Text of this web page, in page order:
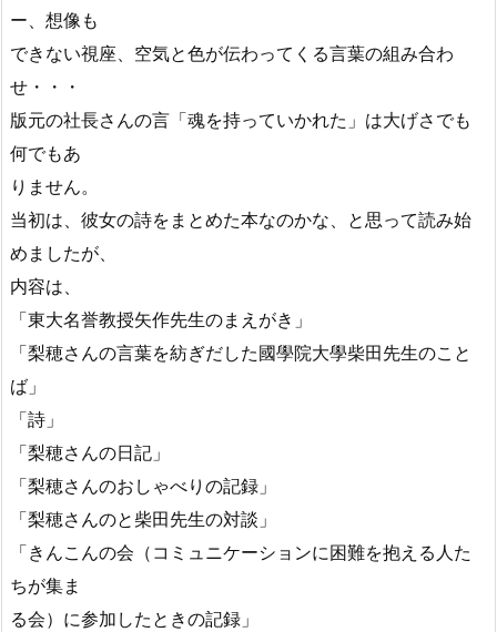
ー、想像も
できない視座、空気と色が伝わってくる言葉の組み合わ
せ・・・
版元の社長さんの言「魂を持っていかれた」は大げさでも
何でもあ
りません。
当初は、彼女の詩をまとめた本なのかな、と思って読み始
めましたが、
内容は、
「東大名誉教授矢作先生のまえがき」
「梨穂さんの言葉を紡ぎだした國學院大學柴田先生のこと
ば」
「詩」
「梨穂さんの日記」
「梨穂さんのおしゃべりの記録」
「梨穂さんのと柴田先生の対談」
「きんこんの会（コミュニケーションに困難を抱える人た
ちが集ま
る会）に参加したときの記録」